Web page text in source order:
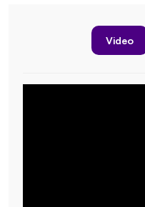
Video